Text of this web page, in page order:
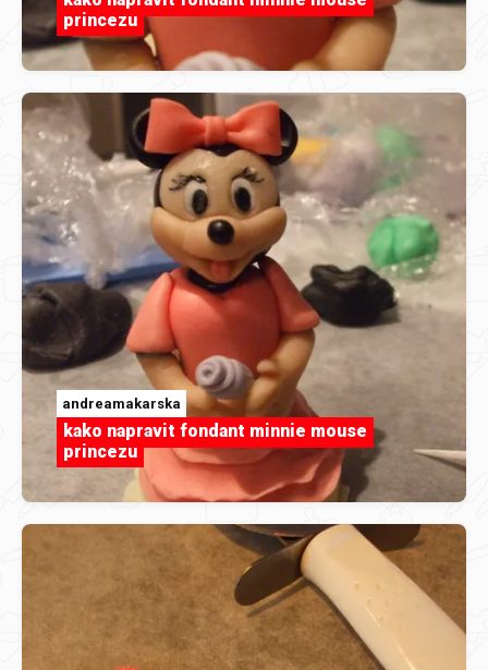
princezu
andreamakarska
kako napravit fondant minnie mouse
princezu